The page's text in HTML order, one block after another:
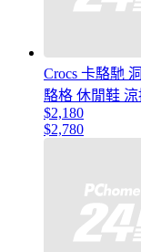
Crocs 卡駱馳
駱格 休閒鞋 涼
$2,180
$2,780